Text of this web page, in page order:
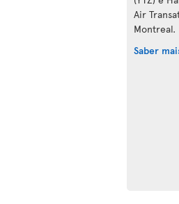
Air
Montreal.
Saber